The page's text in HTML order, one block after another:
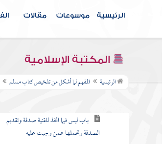
الرئيسية موسوعات مقالات
المكتبة الإسلامية
الرئيسية المفهم لما أشكل من تلخيص كتاب مسلم
أبواب الاستسقاء
أبواب كسوف الشمس والقمر
كتاب الجنائز
كتاب الزكاة
باب ليس فيما اتخذ للقنية صدقة وتقديم
الصدقة وتحملها عمن وجبت عليه